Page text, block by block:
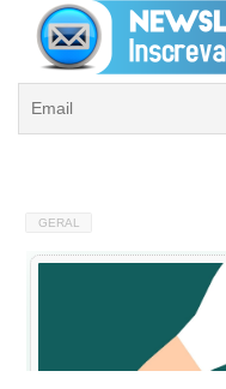
GERAL